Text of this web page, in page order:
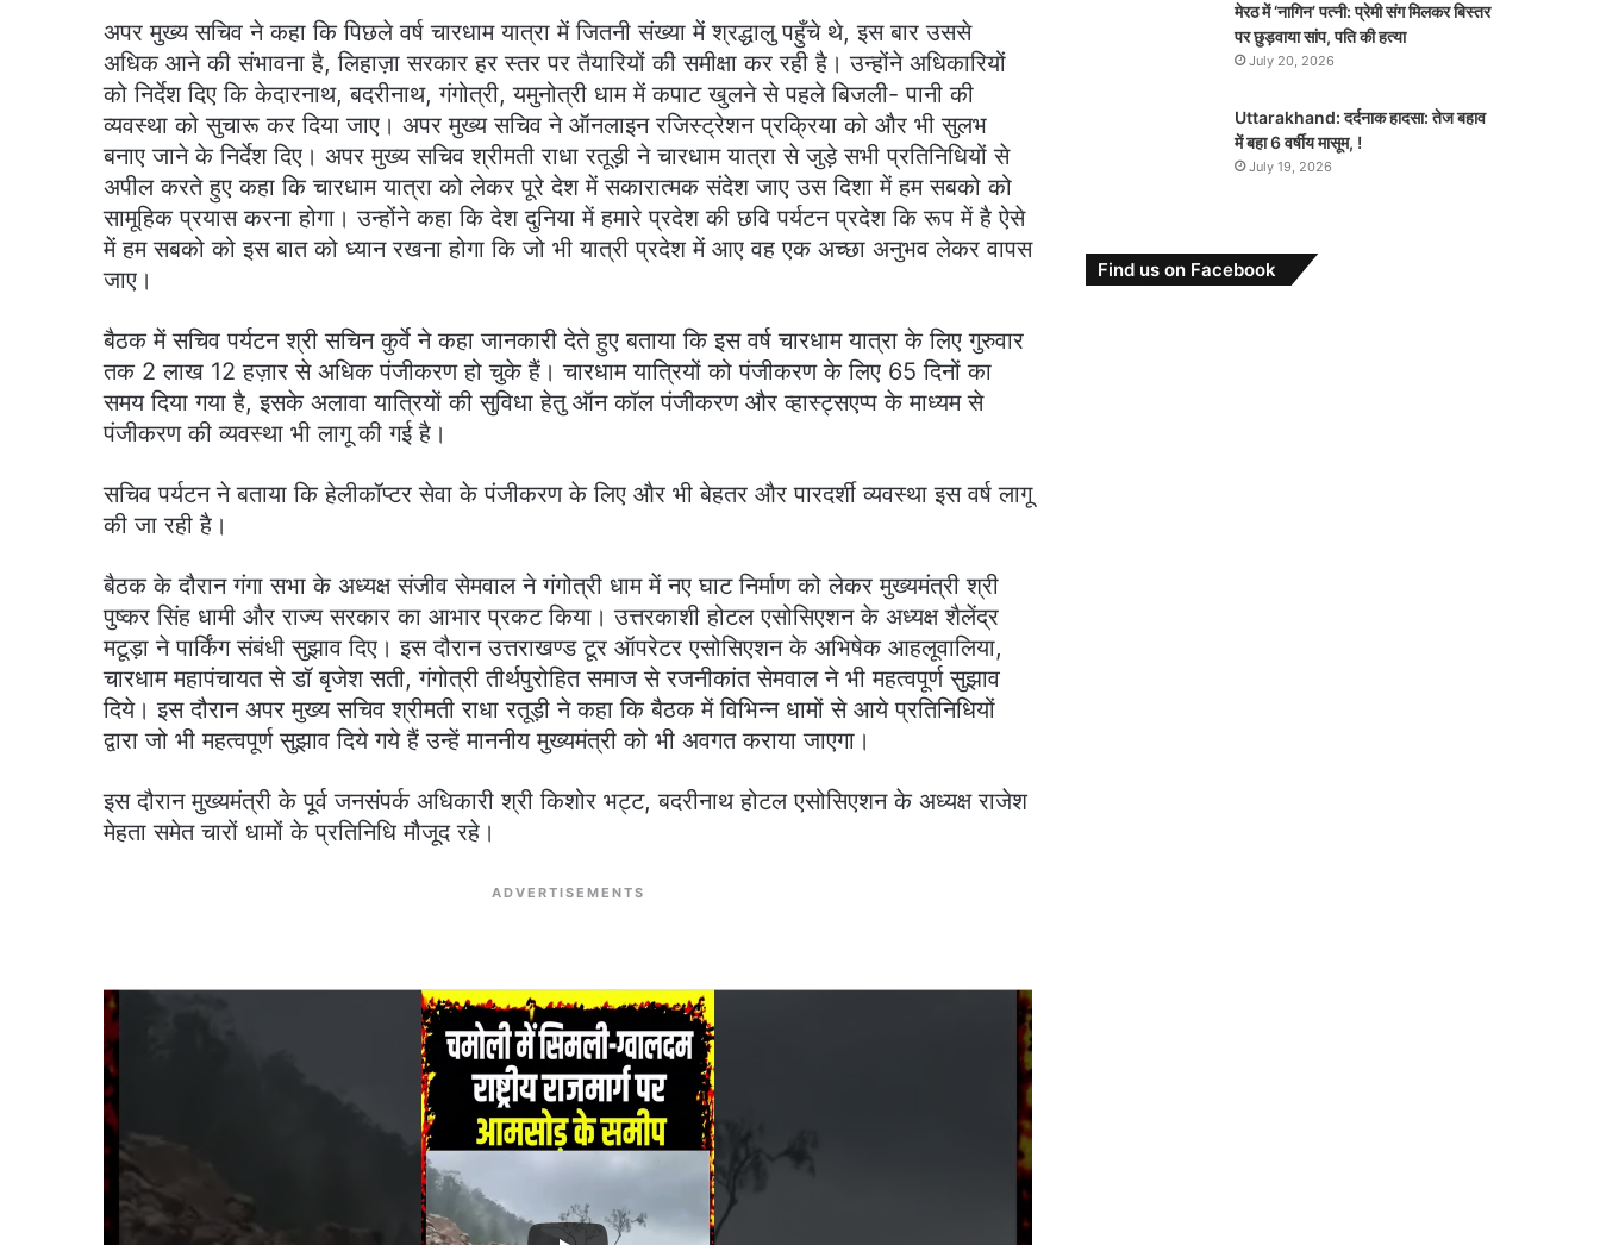
अपर मुख्य सचिव ने कहा कि पिछले वर्ष चारधाम यात्रा में जितनी संख्या में श्रद्धालु पहुँचे थे, इस बार उससे
अधिक आने की संभावना है, लिहाज़ा सरकार हर स्तर पर तैयारियों की समीक्षा कर रही है। उन्होंने अधिकारियों
को निर्देश दिए कि केदारनाथ, बदरीनाथ, गंगोत्री, यमुनोत्री धाम में कपाट खुलने से पहले बिजली- पानी की
व्यवस्था को सुचारू कर दिया जाए। अपर मुख्य सचिव ने ऑनलाइन रजिस्ट्रेशन प्रक्रिया को और भी सुलभ
बनाए जाने के निर्देश दिए। अपर मुख्य सचिव श्रीमती राधा रतूड़ी ने चारधाम यात्रा से जुड़े सभी प्रतिनिधियों से
अपील करते हुए कहा कि चारधाम यात्रा को लेकर पूरे देश में सकारात्मक संदेश जाए उस दिशा में हम सबको को
सामूहिक प्रयास करना होगा। उन्होंने कहा कि देश दुनिया में हमारे प्रदेश की छवि पर्यटन प्रदेश कि रूप में है ऐसे
में हम सबको को इस बात को ध्यान रखना होगा कि जो भी यात्री प्रदेश में आए वह एक अच्छा अनुभव लेकर वापस
जाए।
बैठक में सचिव पर्यटन श्री सचिन कुर्वे ने कहा जानकारी देते हुए बताया कि इस वर्ष चारधाम यात्रा के लिए गुरुवार
तक 2 लाख 12 हज़ार से अधिक पंजीकरण हो चुके हैं। चारधाम यात्रियों को पंजीकरण के लिए 65 दिनों का
समय दिया गया है, इसके अलावा यात्रियों की सुविधा हेतु ऑन कॉल पंजीकरण और व्हास्ट्सएप्प के माध्यम से
पंजीकरण की व्यवस्था भी लागू की गई है।
सचिव पर्यटन ने बताया कि हेलीकॉप्टर सेवा के पंजीकरण के लिए और भी बेहतर और पारदर्शी व्यवस्था इस वर्ष लागू
की जा रही है।
बैठक के दौरान गंगा सभा के अध्यक्ष संजीव सेमवाल ने गंगोत्री धाम में नए घाट निर्माण को लेकर मुख्यमंत्री श्री
पुष्कर सिंह धामी और राज्य सरकार का आभार प्रकट किया। उत्तरकाशी होटल एसोसिएशन के अध्यक्ष शैलेंद्र
मटूड़ा ने पार्किंग संबंधी सुझाव दिए। इस दौरान उत्तराखण्ड टूर ऑपरेटर एसोसिएशन के अभिषेक आहलूवालिया,
चारधाम महापंचायत से डॉ बृजेश सती, गंगोत्री तीर्थपुरोहित समाज से रजनीकांत सेमवाल ने भी महत्वपूर्ण सुझाव
दिये। इस दौरान अपर मुख्य सचिव श्रीमती राधा रतूड़ी ने कहा कि बैठक में विभिन्न धामों से आये प्रतिनिधियों
द्वारा जो भी महत्वपूर्ण सुझाव दिये गये हैं उन्हें माननीय मुख्यमंत्री को भी अवगत कराया जाएगा।
इस दौरान मुख्यमंत्री के पूर्व जनसंपर्क अधिकारी श्री किशोर भट्ट, बदरीनाथ होटल एसोसिएशन के अध्यक्ष राजेश
मेहता समेत चारों धामों के प्रतिनिधि मौजूद रहे।
ADVERTISEMENTS
मेरठ में ‘नागिन’ पत्नी: प्रेमी संग मिलकर बिस्तर
पर छुड़वाया सांप, पति की हत्या
July 20, 2026
Uttarakhand: दर्दनाक हादसा: तेज बहाव
में बहा 6 वर्षीय मासूम, !
July 19, 2026
Find us on Facebook